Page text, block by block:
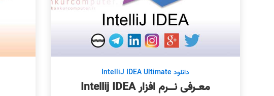
دانلود IntelliJ IDEA Ultimate
معـرفی نــرم افزار Intellij IDEA